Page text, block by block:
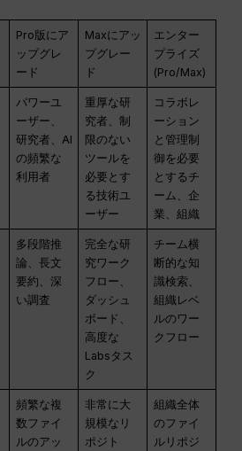
Pro版にア
ップグレ
ード
Maxにアッ
プグレー
ド
エンター
プライズ
(Pro/Max)
パワーユ
ーザー、
研究者、AI
の頻繁な
利用者
重厚な研
究者、制
限のない
ツールを
必要とす
る技術ユ
ーザー
コラボレ
ーション
と管理制
御を必要
とするチ
ーム、企
業、組織
多段階推
論、長文
要約、深
い調査
完全な研
究ワーク
フロー、
ダッシュ
ボード、
高度な
Labsタス
ク
チーム横
断的な知
識検索、
組織レベ
ルのワー
クフロー
頻繁な複
数ファイ
ルのアッ
非常に大
規模なリ
ポジト
組織全体
のファイ
ルリポジ